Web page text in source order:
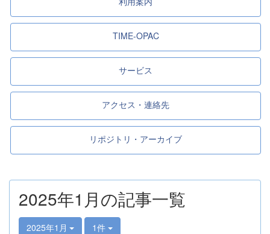
TIME-OPAC
サービス
アクセス・連絡先
リポジトリ・アーカイブ
2025年1月の記事一覧
2025年1月 1件